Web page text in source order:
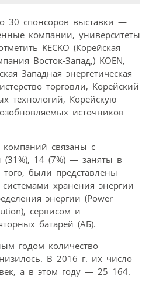
30 спонсоров выставки —
компании, университеты
KEСKO (Корейская
Восток-Запад,) KOEN,
Западная энергетическая
торговли, Корейский
технологий, Корейскую
источников
связаны с
(31%), 14 (7%) — заняты в
были представлены
хранения энергии
энергии (Power
сервисом и
батарей (АБ).
годом количество
В 2016 г. их число
а в этом году — 25 164.